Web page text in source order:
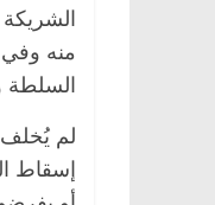
منه
السلطة
لم يُخلف
إسقاط